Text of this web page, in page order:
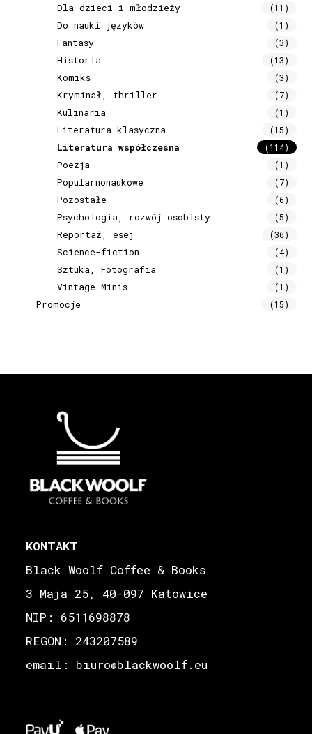
Dla dzieci i młodzieży (11)
Do nauki języków (1)
Fantasy (3)
Historia (13)
Komiks (3)
Kryminał, thriller (7)
Kulinaria (1)
Literatura klasyczna (15)
Literatura współczesna (114)
Poezja (1)
Popularnonaukowe (7)
Pozostałe (6)
Psychologia, rozwój osobisty (5)
Reportaż, esej (36)
Science-fiction (4)
Sztuka, Fotografia (1)
Vintage Minis (1)
Promocje (15)
KONTAKT
Black Woolf Coffee & Books
3 Maja 25, 40-097 Katowice
NIP: 6511698878
REGON: 243207589
email: biuro@blackwoolf.eu